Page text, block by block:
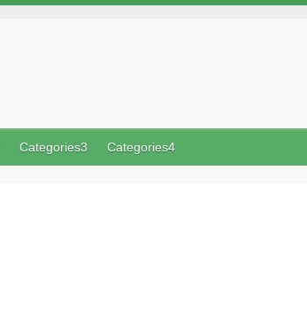
Categories3 Categories4